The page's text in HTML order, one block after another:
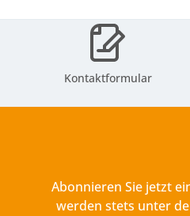
Kontaktformular
Abonnieren Sie jetzt
werden stets unter